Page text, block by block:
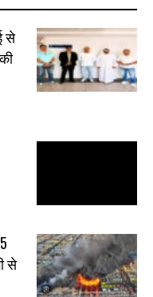
से
से